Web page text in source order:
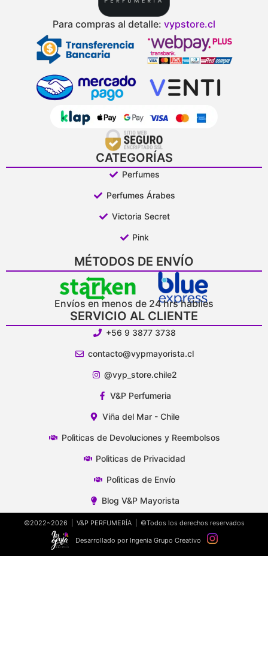
Para compras al detalle: vypstore.cl
CATEGORÍAS
Perfumes
Perfumes Árabes
Victoria Secret
Pink
MÉTODOS DE ENVÍO
Envíos en menos de 24 hrs hábiles
SERVICIO AL CLIENTE
+56 9 3877 3738
contacto@vypmayorista.cl
@vyp_store.chile2
V&P Perfumeria
Viña del Mar - Chile
Polìticas de Devoluciones y Reembolsos
Polìticas de Privacidad
Polìticas de Envío
Blog V&P Mayorista
©2022~2026 | V&P PERFUMERÍA | ©Todos los derechos reservados
Desarrollado por Ingenia Grupo Creativo